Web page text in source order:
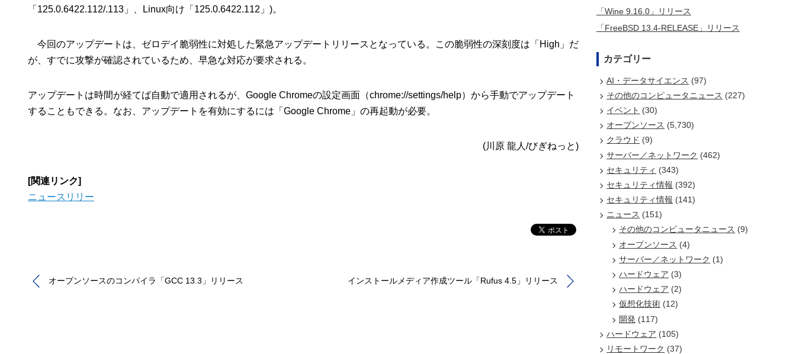
「125.0.6422.112/.113」、Linux向け「125.0.6422.112」)。
今回のアップデートは、ゼロデイ脆弱性に対処した緊急アップデートリリースとなっている。この脆弱性の深刻度は「High」だ
が、すでに攻撃が確認されているため、早急な対応が要求される。
アップデートは時間が経てば自動で適用されるが、Google Chromeの設定画面（chrome://settings/help）から手動でアップデート
することもできる。なお、アップデートを有効にするには「Google Chrome」の再起動が必要。
(川原 龍人/びぎねっと)
[関連リンク]
ニュースリリー
オープンソースのコンパイラ「GCC 13.3」リリース インストールメディア作成ツール「Rufus 4.5」リリース
「Wine 9.16.0」リリース
「FreeBSD 13.4-RELEASE」リリース
カテゴリー
AI・データサイエンス (97)
その他のコンピュータニュース (227)
イベント (30)
オープンソース (5,730)
クラウド (9)
サーバー／ネットワーク (462)
セキュリティ (343)
セキュリティ情報 (392)
セキュリティ情報 (141)
ニュース (151)
その他のコンピュータニュース (9)
オープンソース (4)
サーバー／ネットワーク (1)
ハードウェア (3)
ハードウェア (2)
仮想化技術 (12)
開発 (117)
ハードウェア (105)
リモートワーク (37)